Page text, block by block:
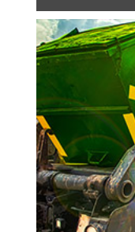
Немецкая
переработке
центральную
технологии и
нормы
утилизации и
укреплению
снижению